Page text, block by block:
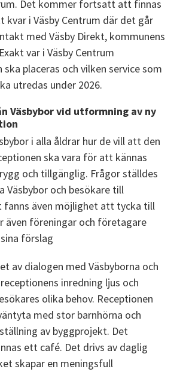
Det kommer fortsatt att finnas
kvar i Väsby Centrum där det går
med Väsby Direkt, kommunens
var i Väsby Centrum
placeras och vilken service som
utredas under 2026.
Väsbybor vid utformning av ny
i alla åldrar hur de vill att den
ska vara för att kännas
och tillgänglig. Frågor ställdes
Väsbybor och besökare till
fanns även möjlighet att tycka till
även föreningar och företagare
förslag
av dialogen med Väsbyborna och
inredning ljus och
olika behov. Receptionen
med stor barnhörna och
av byggprojekt. Det
ett café. Det drivs av daglig
skapar en meningsfull